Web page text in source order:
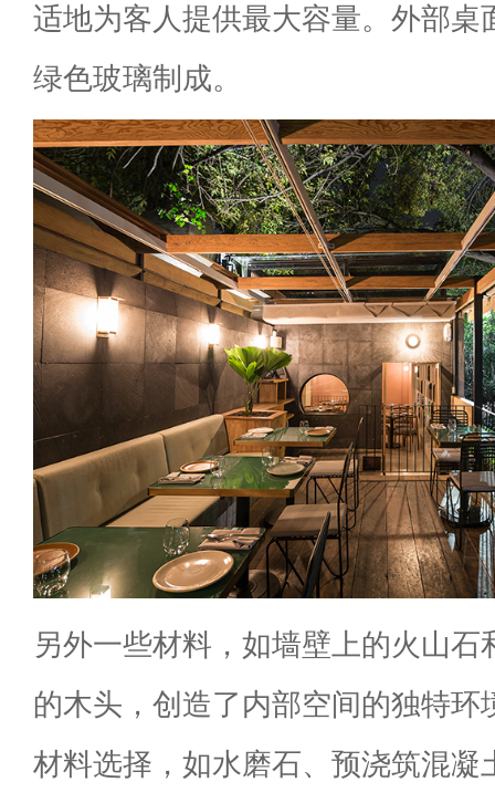
适地为客人提供最大容量。外部桌
绿色玻璃制成。
另外一些材料，如墙壁上的火山石
的木头，创造了内部空间的独特环
材料选择，如水磨石、预浇筑混凝